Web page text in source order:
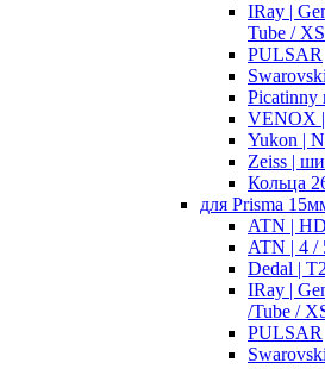
IRay |
Tube /
PULSAR
Picatinny
VENOX
Yukon |
Zeiss |
Кольца
для Prisma
ATN | HD
ATN | 4 /
Dedal |
IRay |
/Tube /
PULSAR